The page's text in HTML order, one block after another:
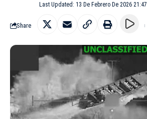
Last Updated: 13 De Febrero De 2026 21:47
Share